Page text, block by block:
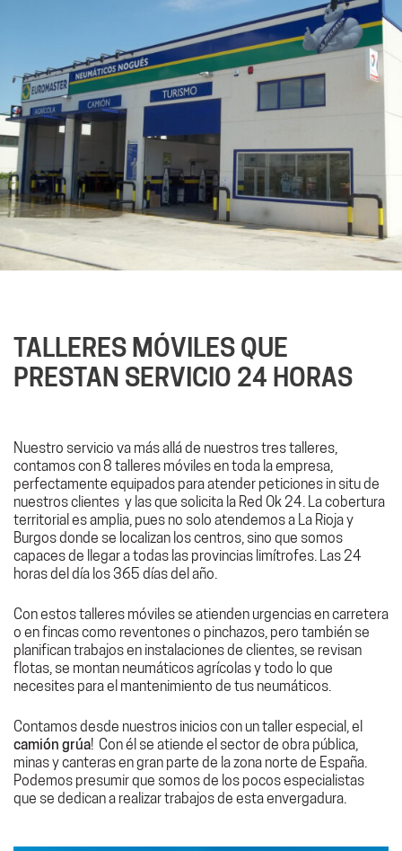
TALLERES MÓVILES QUE
PRESTAN SERVICIO 24 HORAS
Nuestro servicio va más allá de nuestros tres talleres,
contamos con 8 talleres móviles en toda la empresa,
perfectamente equipados para atender peticiones in situ de
nuestros clientes y las que solicita la Red Ok 24. La cobertura
territorial es amplia, pues no solo atendemos a La Rioja y
Burgos donde se localizan los centros, sino que somos
capaces de llegar a todas las provincias limítrofes. Las 24
horas del día los 365 días del año.
Con estos talleres móviles se atienden urgencias en carretera
o en fincas como reventones o pinchazos, pero también se
planifican trabajos en instalaciones de clientes, se revisan
flotas, se montan neumáticos agrícolas y todo lo que
necesites para el mantenimiento de tus neumáticos.
Contamos desde nuestros inicios con un taller especial, el
camión grúa! Con él se atiende el sector de obra pública,
minas y canteras en gran parte de la zona norte de España.
Podemos presumir que somos de los pocos especialistas
que se dedican a realizar trabajos de esta envergadura.